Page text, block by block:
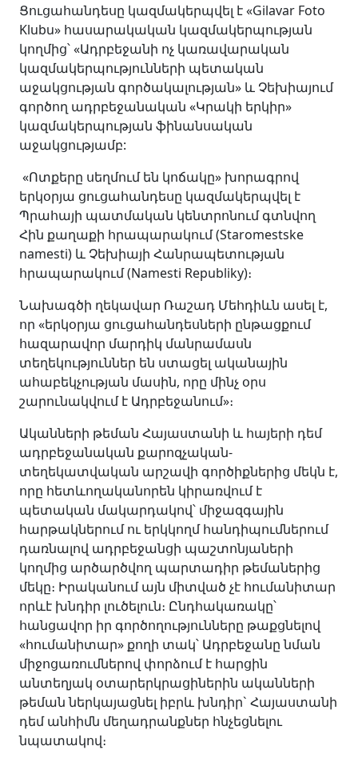
Ցուցահանդեսը կազմակերպվել է «Gilavar Foto
Klubu» հասարակական կազմակերպության
կողմից՝ «Ադրբեջանի ոչ կառավարական
կազմակերպությունների պետական
աջակցության գործակալության» և Չեխիայում
գործող ադրբեջանական «Կրակի երկիր»
կազմակերպության ֆինանսական
աջակցությամբ:
«Ոտքերը սեղմում են կոճակը» խորագրով
երկօրյա ցուցահանդեսը կազմակերպվել է
Պրահայի պատմական կենտրոնում գտնվող
Հին քաղաքի հրապարակում (Staromestske
namesti) և Չեխիայի Հանրապետության
հրապարակում (Namesti Republiky)։
Նախագծի ղեկավար Ռաշադ Մեհդիևն ասել է,
որ «երկօրյա ցուցահանդեսների ընթացքում
հազարավոր մարդիկ մանրամասն
տեղեկություններ են ստացել ականային
ահաբեկչության մասին, որը մինչ օրս
շարունակվում է Ադրբեջանում»։
Ականների թեման Հայաստանի և հայերի դեմ
ադրբեջանական քարոզչական-
տեղեկատվական արշավի գործիքներից մեկն է,
որը հետևողականորեն կիրառվում է
պետական մակարդակով՝ միջազգային
հարթակներում ու երկկողմ հանդիպումներում
դառնալով ադրբեջանցի պաշտոնյաների
կողմից արծարծվող պարտադիր թեմաներից
մեկը։ Իրականում այն միտված չէ հումանիտար
որևէ խնդիր լուծելուն։ Ընդհակառակը՝
հանցավոր իր գործողությունները թաքցնելով
«հումանիտար» քողի տակ՝ Ադրբեջանը նման
միջոցառումներով փորձում է հարցին
անտեղյակ օտարերկրացիներին ականների
թեման ներկայացնել իբրև խնդիր` Հայաստանի
դեմ անհիմն մեղադրանքներ հնչեցնելու
նպատակով։